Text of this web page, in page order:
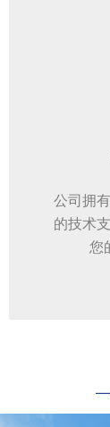
公司拥
的技术
您